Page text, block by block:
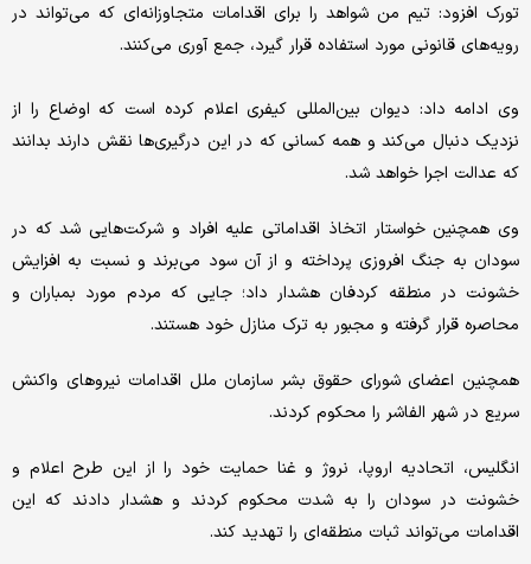
تورک افزود: تیم من شواهد را برای اقدامات متجاوزانه‌ای که می‌تواند در
رویه‌های قانونی مورد استفاده قرار گیرد، جمع آوری می‌کنند.
وی ادامه داد: دیوان بین‌المللی کیفری اعلام کرده است که اوضاع را از
نزدیک دنبال می‌کند و همه کسانی که در این درگیری‌ها نقش دارند بدانند
که عدالت اجرا خواهد شد.
وی همچنین خواستار اتخاذ اقداماتی علیه افراد و شرکت‌هایی شد که در
سودان به جنگ افروزی پرداخته و از آن سود می‌برند و نسبت به افزایش
خشونت در منطقه کردفان هشدار داد؛ جایی که مردم مورد بمباران و
محاصره قرار گرفته و مجبور به ترک منازل خود هستند.
همچنین اعضای شورای حقوق بشر سازمان ملل اقدامات نیروهای واکنش
سریع در شهر الفاشر را محکوم کردند.
انگلیس، اتحادیه اروپا، نروژ و غنا حمایت خود را از این طرح اعلام و
خشونت در سودان را به شدت محکوم کردند و هشدار دادند که این
اقدامات می‌تواند ثبات منطقه‌ای را تهدید کند.